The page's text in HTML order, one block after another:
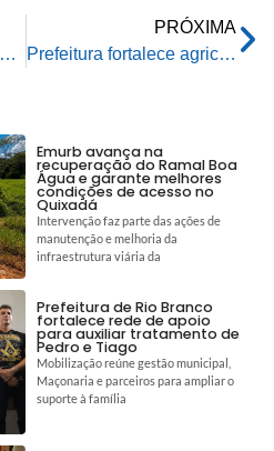
Prefeitura de Rio Branco realiza o 1º Fórum de Turismo com foco em sustentabilidade
PRÓXIMA
Prefeitura fortalece agricultura familiar com apoio à Associação dos produtores do Ramal da Saracura
Emurb avança na
recuperação do Ramal Boa
Água e garante melhores
condições de acesso no
Quixadá
Intervenção faz parte das ações de
manutenção e melhoria da
infraestrutura viária da
Prefeitura de Rio Branco
fortalece rede de apoio
para auxiliar tratamento de
Pedro e Tiago
Mobilização reúne gestão municipal,
Maçonaria e parceiros para ampliar o
suporte à família